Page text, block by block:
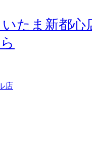
たま新都心
店